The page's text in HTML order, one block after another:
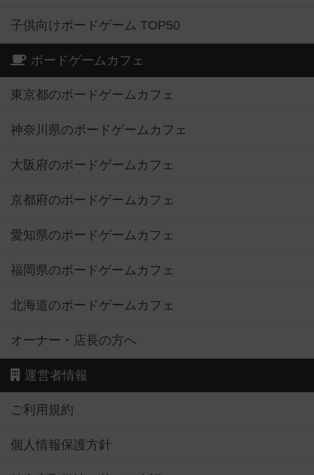
子供向けボードゲーム TOP50
ボードゲームカフェ
東京都のボードゲームカフェ
神奈川県のボードゲームカフェ
大阪府のボードゲームカフェ
京都府のボードゲームカフェ
愛知県のボードゲームカフェ
福岡県のボードゲームカフェ
北海道のボードゲームカフェ
オーナー・店長の方へ
運営者情報
ご利用規約
個人情報保護方針